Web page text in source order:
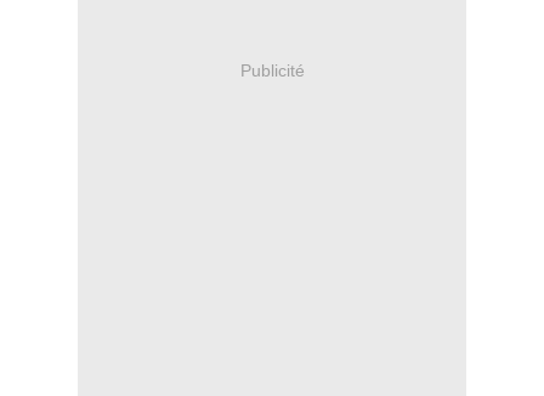
Publicité